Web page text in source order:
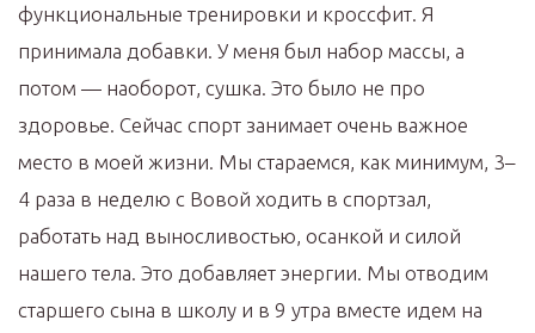
функциональные тренировки и кроссфит. Я
принимала добавки. У меня был набор массы, а
потом — наоборот, сушка. Это было не про
здоровье. Сейчас спорт занимает очень важное
место в моей жизни. Мы стараемся, как минимум, 3–
4 раза в неделю с Вовой ходить в спортзал,
работать над выносливостью, осанкой и силой
нашего тела. Это добавляет энергии. Мы отводим
старшего сына в школу и в 9 утра вместе идем на